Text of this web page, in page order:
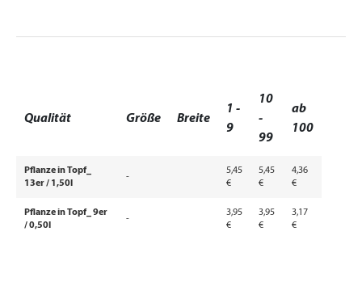
Qualität Größe Breite
1 -
9
10
-
99
ab
100
Pflanze in Topf_
13er / 1,50l
-
5,45
€
5,45
€
4,36
€
Pflanze in Topf_ 9er
/ 0,50l
-
3,95
€
3,95
€
3,17
€